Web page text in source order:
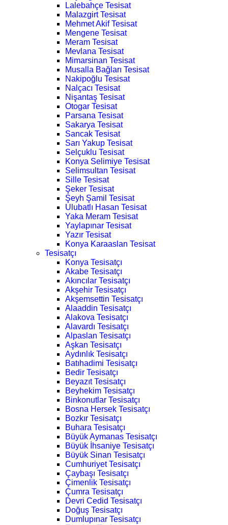
Lalebahçe Tesisat
Malazgirt Tesisat
Mehmet Akif Tesisat
Mengene Tesisat
Meram Tesisat
Mevlana Tesisat
Mimarsinan Tesisat
Musalla Bağları Tesisat
Nakipoğlu Tesisat
Nalçacı Tesisat
Nişantaş Tesisat
Otogar Tesisat
Parsana Tesisat
Sakarya Tesisat
Sancak Tesisat
Sarı Yakup Tesisat
Selçuklu Tesisat
Konya Selimiye Tesisat
Selimsultan Tesisat
Sille Tesisat
Şeker Tesisat
Şeyh Şamil Tesisat
Ulubatlı Hasan Tesisat
Yaka Meram Tesisat
Yaylapınar Tesisat
Yazır Tesisat
Konya Karaaslan Tesisat
Tesisatçı
Konya Tesisatçı
Akabe Tesisatçı
Akıncılar Tesisatçı
Akşehir Tesisatçı
Akşemsettin Tesisatçı
Alaaddin Tesisatçı
Alakova Tesisatçı
Alavardı Tesisatçı
Alpaslan Tesisatçı
Aşkan Tesisatçı
Aydınlık Tesisatçı
Batıhadimi Tesisatçı
Bedir Tesisatçı
Beyazıt Tesisatçı
Beyhekim Tesisatçı
Binkonutlar Tesisatçı
Bosna Hersek Tesisatçı
Bozkır Tesisatçı
Buhara Tesisatçı
Büyük Aymanas Tesisatçı
Büyük İhsaniye Tesisatçı
Büyük Sinan Tesisatçı
Cumhuriyet Tesisatçı
Çaybaşı Tesisatçı
Çimenlik Tesisatçı
Çumra Tesisatçı
Devri Cedid Tesisatçı
Doğuş Tesisatçı
Dumlupınar Tesisatçı